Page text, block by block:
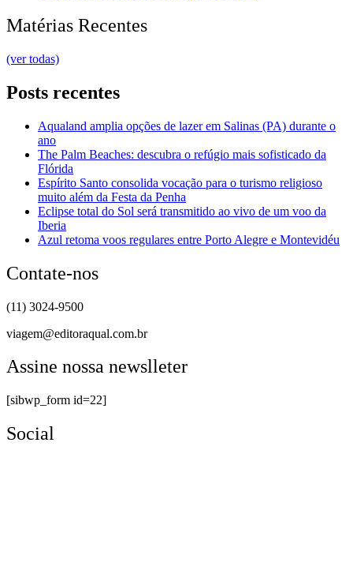
Matérias Recentes
(ver todas)
Posts recentes
Aqualand amplia opções de lazer em Salinas (PA) durante o
ano
The Palm Beaches: descubra o refúgio mais sofisticado da
Flórida
Espírito Santo consolida vocação para o turismo religioso
muito além da Festa da Penha
Eclipse total do Sol será transmitido ao vivo de um voo da
Iberia
Azul retoma voos regulares entre Porto Alegre e Montevidéu
Contate-nos
(11) 3024-9500
viagem@editoraqual.com.br
Assine nossa newslleter
[sibwp_form id=22]
Social